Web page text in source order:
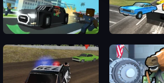
Escape Road 2